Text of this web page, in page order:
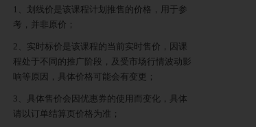
1、划线价是该课程计划推售的价格，用于参
考，并非原价；
2、实时标价是该课程的当前实时售价，因课
程处于不同的推广阶段，及受市场行情波动影
响等原因，具体价格可能会有变更；
3、具体售价会因优惠券的使用而变化，具体
请以订单结算页价格为准；